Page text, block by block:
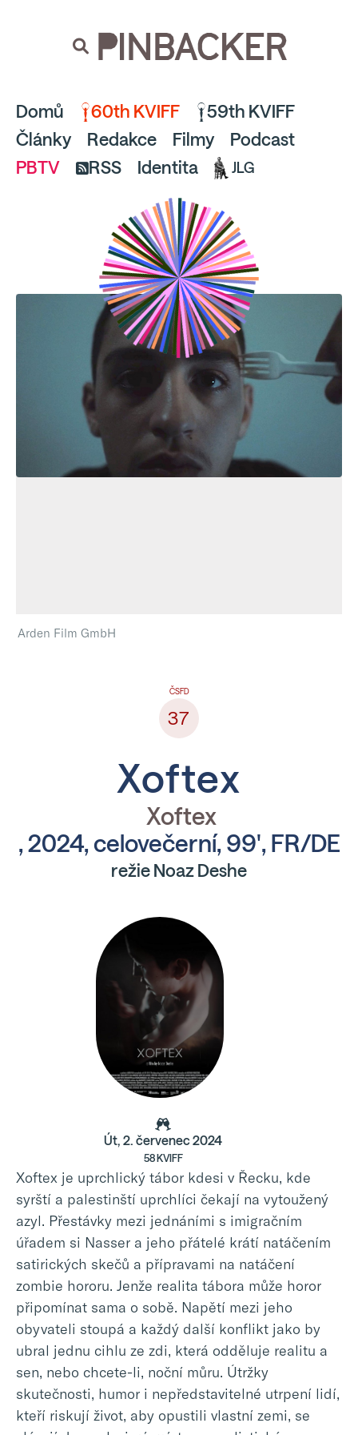
a pusťte se do čtení.
PINBACKER
Domů 60th KVIFF
59th KVIFF
Články
Redakce Filmy
Podcast
PBTV
RSS Identita JLG
Arden Film GmbH
37
Xoftex
Xoftex
, 2024, celovečerní, 99', FR/DE
režie Noaz Deshe
Út, 2. červenec 2024
58 KVIFF
Xoftex je uprchlický tábor kdesi v Řecku, kde
syrští a palestinští uprchlíci čekají na vytoužený
azyl. Přestávky mezi jednáními s imigračním
úřadem si Nasser a jeho přátelé krátí natáčením
satirických skečů a přípravami na natáčení
zombie hororu. Jenže realita tábora může horor
připomínat sama o sobě. Napětí mezi jeho
obyvateli stoupá a každý další konflikt jako by
ubral jednu cihlu ze zdi, která odděluje realitu a
sen, nebo chcete-li, noční můru. Útržky
skutečnosti, humor i nepředstavitelné utrpení lidí,
kteří riskují život, aby opustili vlastní zemi, se